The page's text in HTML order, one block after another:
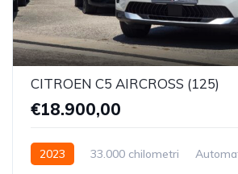
CITROEN C5 AIRCROSS (125)
€18.900,00
2023 33.000 chilometri